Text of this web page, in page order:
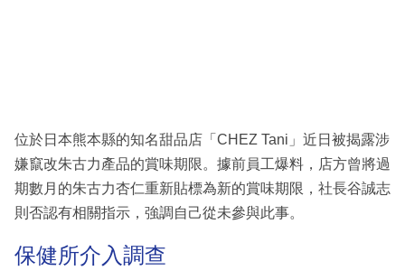
閱
專
區
位於日本熊本縣的知名甜品店「CHEZ Tani」近日被揭露涉
嫌竄改朱古力產品的賞味期限。據前員工爆料，店方曾將過
期數月的朱古力杏仁重新貼標為新的賞味期限，社長谷誠志
則否認有相關指示，強調自己從未參與此事。
保健所介入調查